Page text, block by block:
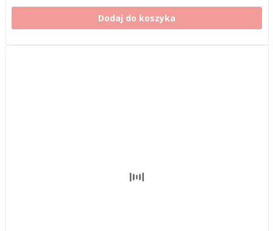
Dodaj do koszyka